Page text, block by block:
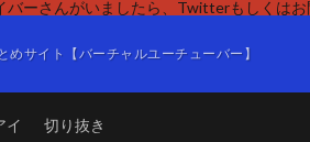
ーさんがいましたら、Twitterもしくはお
サイト【バーチャルユーチューバー】
イ 切り抜き